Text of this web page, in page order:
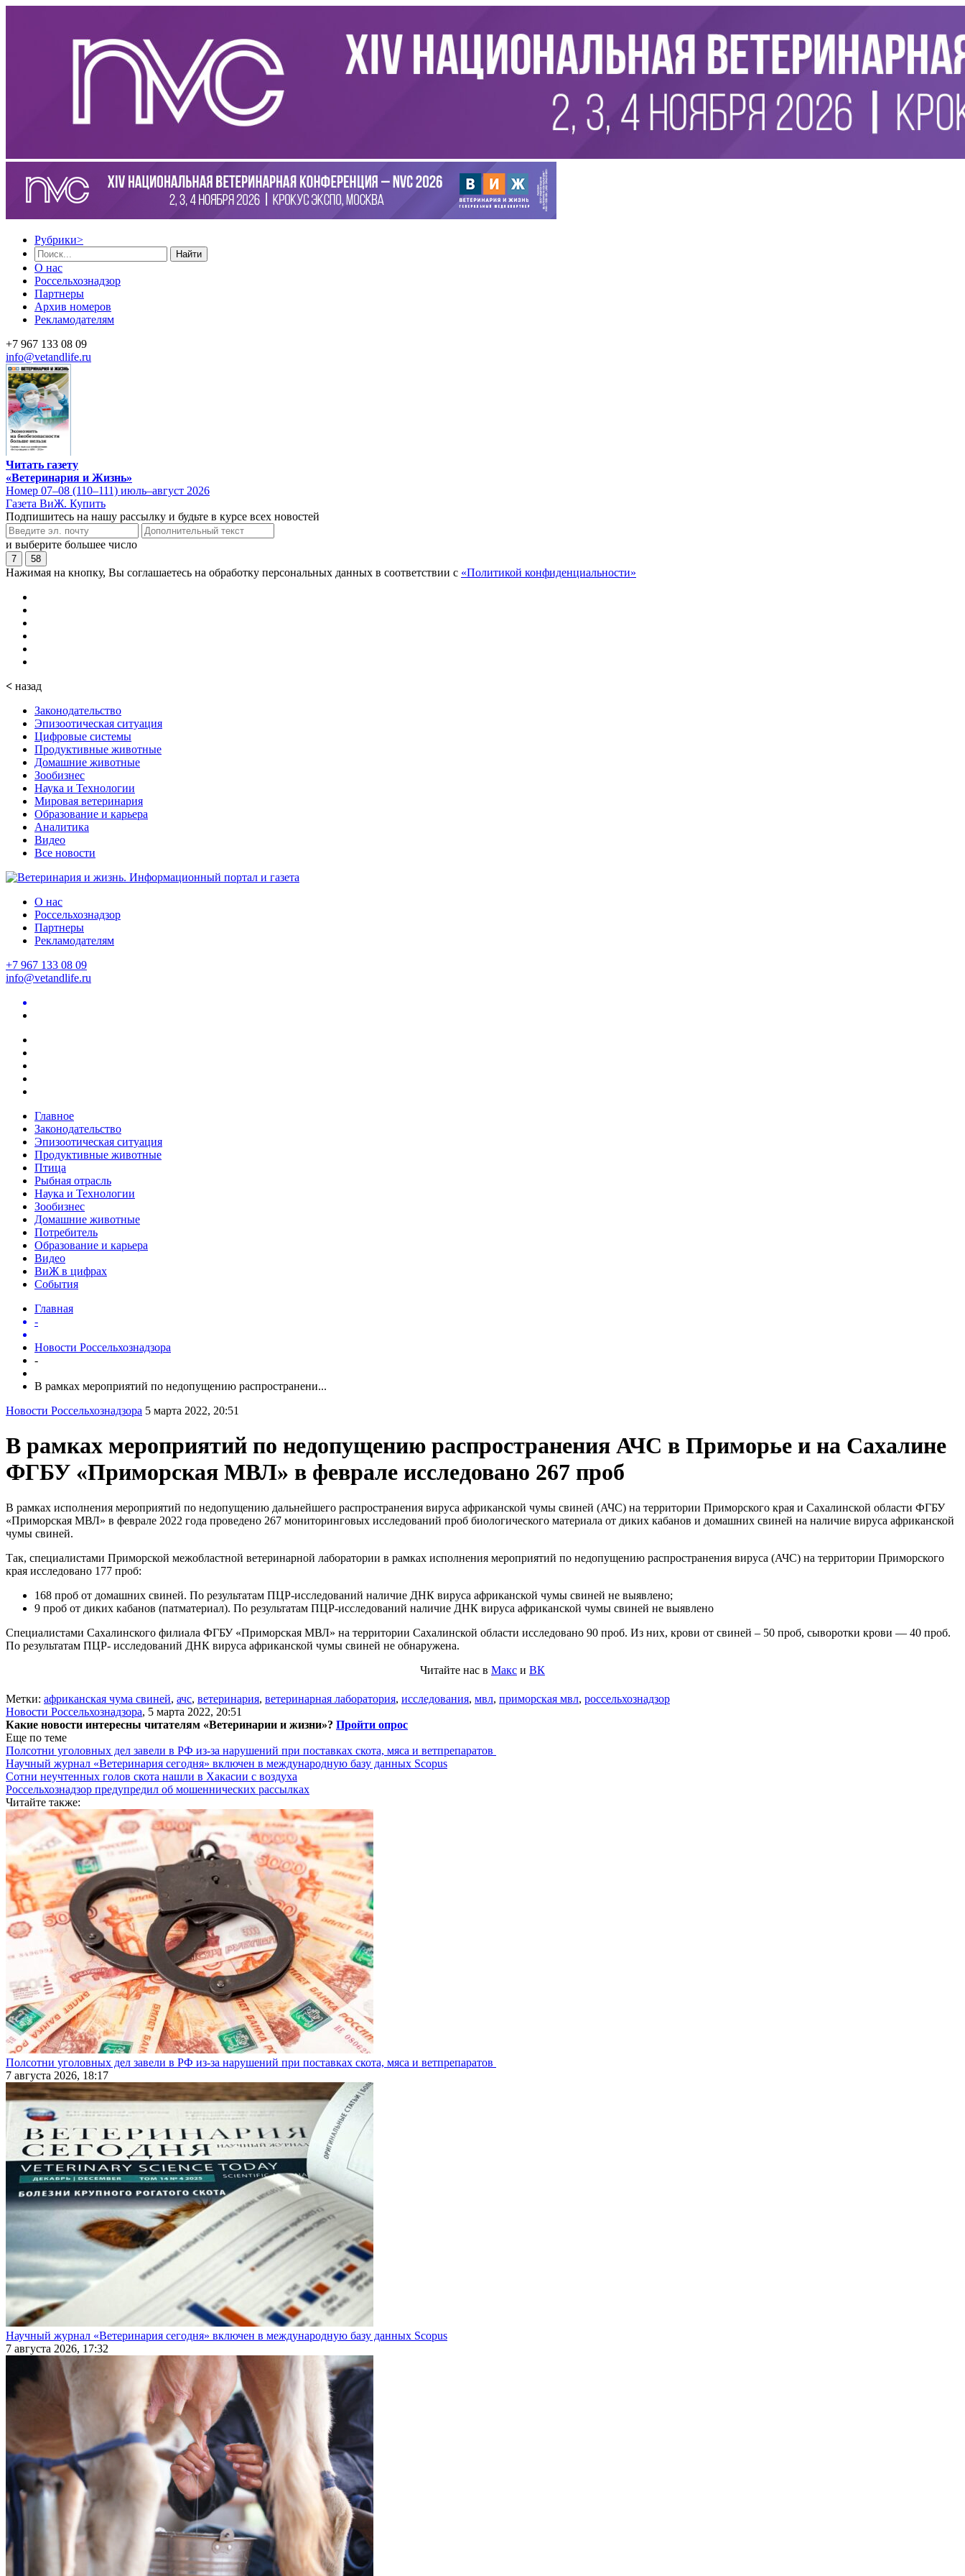
Рубрики>
Найти
О нас
Россельхознадзор
Партнеры
Архив номеров
Рекламодателям
+7 967 133 08 09
info@vetandlife.ru
Читать газету
«Ветеринария и Жизнь»
Номер 07–08 (110–111) июль–август 2026
Газета ВиЖ. Купить
Подпишитесь на нашу рассылку и будьте в курсе всех новостей
и выберите большее число
7 58
Нажимая на кнопку, Вы соглашаетесь на обработку персональных данных в соответствии с «Политикой конфиденциальности»
< назад
Законодательство
Эпизоотическая ситуация
Цифровые системы
Продуктивные животные
Домашние животные
Зообизнес
Наука и Технологии
Мировая ветеринария
Образование и карьера
Аналитика
Видео
Все новости
О нас
Россельхознадзор
Партнеры
Рекламодателям
+7 967 133 08 09
info@vetandlife.ru
Главное
Законодательство
Эпизоотическая ситуация
Продуктивные животные
Птица
Рыбная отрасль
Наука и Технологии
Зообизнес
Домашние животные
Потребитель
Образование и карьера
Видео
ВиЖ в цифрах
События
Главная
-
Новости Россельхознадзора
-
В рамках мероприятий по недопущению распространени...
Новости Россельхознадзора 5 марта 2022, 20:51
В рамках мероприятий по недопущению распространения АЧС в Приморье и на Сахалине
ФГБУ «Приморская МВЛ» в феврале исследовано 267 проб
В рамках исполнения мероприятий по недопущению дальнейшего распространения вируса африканской чумы свиней (АЧС) на территории Приморского края и Сахалинской области ФГБУ
«Приморская МВЛ» в феврале 2022 года проведено 267 мониторинговых исследований проб биологического материала от диких кабанов и домашних свиней на наличие вируса африканской
чумы свиней.
Так, специалистами Приморской межобластной ветеринарной лаборатории в рамках исполнения мероприятий по недопущению распространения вируса (АЧС) на территории Приморского
края исследовано 177 проб:
168 проб от домашних свиней. По результатам ПЦР-исследований наличие ДНК вируса африканской чумы свиней не выявлено;
9 проб от диких кабанов (патматериал). По результатам ПЦР-исследований наличие ДНК вируса африканской чумы свиней не выявлено
Специалистами Сахалинского филиала ФГБУ «Приморская МВЛ» на территории Сахалинской области исследовано 90 проб. Из них, крови от свиней – 50 проб, сыворотки крови — 40 проб.
По результатам ПЦР- исследований ДНК вируса африканской чумы свиней не обнаружена.
Читайте нас в Макс и ВК
Метки: африканская чума свиней, ачс, ветеринария, ветеринарная лаборатория, исследования, мвл, приморская мвл, россельхознадзор
Новости Россельхознадзора, 5 марта 2022, 20:51
Какие новости интересны читателям «Ветеринарии и жизни»? Пройти опрос
Еще по теме
Полсотни уголовных дел завели в РФ из-за нарушений при поставках скота, мяса и ветпрепаратов
Научный журнал «Ветеринария сегодня» включен в международную базу данных Scopus
Сотни неучтенных голов скота нашли в Хакасии с воздуха
Россельхознадзор предупредил об мошеннических рассылках
Читайте также:
Полсотни уголовных дел завели в РФ из-за нарушений при поставках скота, мяса и ветпрепаратов
7 августа 2026, 18:17
Научный журнал «Ветеринария сегодня» включен в международную базу данных Scopus
7 августа 2026, 17:32